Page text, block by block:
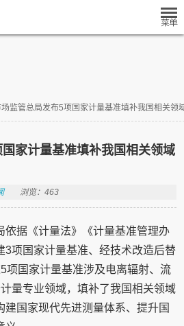
监管总局发布5项国家计量基准填补我国相关领
家计量基准填补我国相关领域
浏览：463
依据《计量法》《计量基准管理办
3项国家计量基准、经技术改造后替
项国家计量基准涉及电离辐射、流
量专业领域，填补了我国相关领域
建国家现代先进测量体系、提升国